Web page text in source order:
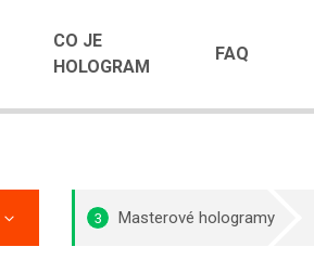
CO JE
HOLOGRAM
FAQ
3 Masterové hologramy